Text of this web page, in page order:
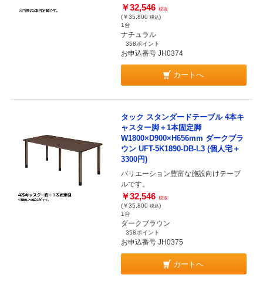
￥32,546 税抜
(￥35,800 税込)
1台
ナチュラル
358ポイント
お申込番号 JH0374
カートへ
タック スタンダードテーブル 4本キ
ャスター脚＋1本固定脚
W1800×D900×H656mm ダークブラ
ウン UFT-5K1890-DB-L3 (個人宅＋
3300円)
バリエーション豊富な施設向けテーブ
ルです。
￥32,546 税抜
(￥35,800 税込)
1台
ダークブラウン
358ポイント
お申込番号 JH0375
カートへ